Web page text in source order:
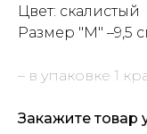
Цвет: скалистый
Размер "М" –9,5
– в упаковке 1
Закажите